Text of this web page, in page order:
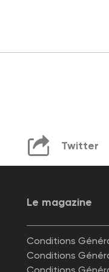
Twitter
Le magazine
Conditions
Conditions